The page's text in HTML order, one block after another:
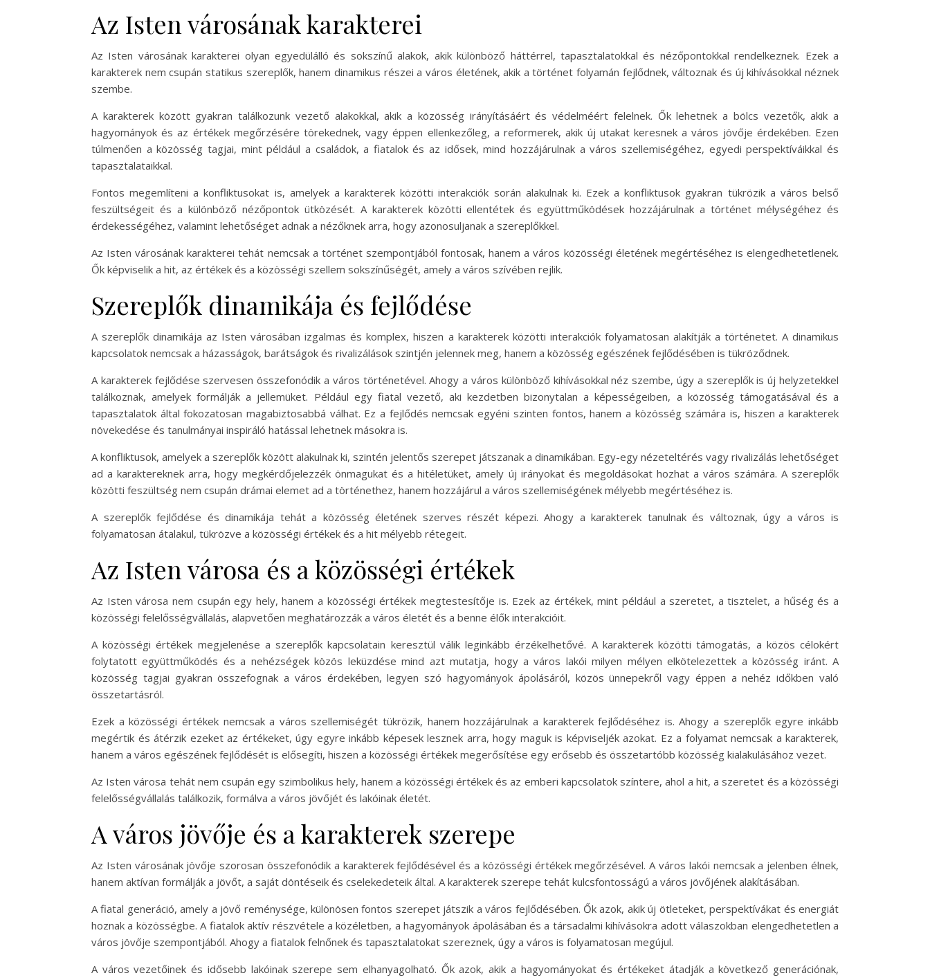
Az Isten városának karakterei
Az Isten városának karakterei olyan egyedülálló és sokszínű alakok, akik különböző háttérrel, tapasztalatokkal és nézőpontokkal rendelkeznek. Ezek a
karakterek nem csupán statikus szereplők, hanem dinamikus részei a város életének, akik a történet folyamán fejlődnek, változnak és új kihívásokkal néznek
szembe.
A karakterek között gyakran találkozunk vezető alakokkal, akik a közösség irányításáért és védelméért felelnek. Ők lehetnek a bölcs vezetők, akik a
hagyományok és az értékek megőrzésére törekednek, vagy éppen ellenkezőleg, a reformerek, akik új utakat keresnek a város jövője érdekében. Ezen
túlmenően a közösség tagjai, mint például a családok, a fiatalok és az idősek, mind hozzájárulnak a város szellemiségéhez, egyedi perspektíváikkal és
tapasztalataikkal.
Fontos megemlíteni a konfliktusokat is, amelyek a karakterek közötti interakciók során alakulnak ki. Ezek a konfliktusok gyakran tükrözik a város belső
feszültségeit és a különböző nézőpontok ütközését. A karakterek közötti ellentétek és együttműködések hozzájárulnak a történet mélységéhez és
érdekességéhez, valamint lehetőséget adnak a nézőknek arra, hogy azonosuljanak a szereplőkkel.
Az Isten városának karakterei tehát nemcsak a történet szempontjából fontosak, hanem a város közösségi életének megértéséhez is elengedhetetlenek.
Ők képviselik a hit, az értékek és a közösségi szellem sokszínűségét, amely a város szívében rejlik.
Szereplők dinamikája és fejlődése
A szereplők dinamikája az Isten városában izgalmas és komplex, hiszen a karakterek közötti interakciók folyamatosan alakítják a történetet. A dinamikus
kapcsolatok nemcsak a házasságok, barátságok és rivalizálások szintjén jelennek meg, hanem a közösség egészének fejlődésében is tükröződnek.
A karakterek fejlődése szervesen összefonódik a város történetével. Ahogy a város különböző kihívásokkal néz szembe, úgy a szereplők is új helyzetekkel
találkoznak, amelyek formálják a jellemüket. Például egy fiatal vezető, aki kezdetben bizonytalan a képességeiben, a közösség támogatásával és a
tapasztalatok által fokozatosan magabiztosabbá válhat. Ez a fejlődés nemcsak egyéni szinten fontos, hanem a közösség számára is, hiszen a karakterek
növekedése és tanulmányai inspiráló hatással lehetnek másokra is.
A konfliktusok, amelyek a szereplők között alakulnak ki, szintén jelentős szerepet játszanak a dinamikában. Egy-egy nézeteltérés vagy rivalizálás lehetőséget
ad a karaktereknek arra, hogy megkérdőjelezzék önmagukat és a hitéletüket, amely új irányokat és megoldásokat hozhat a város számára. A szereplők
közötti feszültség nem csupán drámai elemet ad a történethez, hanem hozzájárul a város szellemiségének mélyebb megértéséhez is.
A szereplők fejlődése és dinamikája tehát a közösség életének szerves részét képezi. Ahogy a karakterek tanulnak és változnak, úgy a város is
folyamatosan átalakul, tükrözve a közösségi értékek és a hit mélyebb rétegeit.
Az Isten városa és a közösségi értékek
Az Isten városa nem csupán egy hely, hanem a közösségi értékek megtestesítője is. Ezek az értékek, mint például a szeretet, a tisztelet, a hűség és a
közösségi felelősségvállalás, alapvetően meghatározzák a város életét és a benne élők interakcióit.
A közösségi értékek megjelenése a szereplők kapcsolatain keresztül válik leginkább érzékelhetővé. A karakterek közötti támogatás, a közös célokért
folytatott együttműködés és a nehézségek közös leküzdése mind azt mutatja, hogy a város lakói milyen mélyen elkötelezettek a közösség iránt. A
közösség tagjai gyakran összefognak a város érdekében, legyen szó hagyományok ápolásáról, közös ünnepekről vagy éppen a nehéz időkben való
összetartásról.
Ezek a közösségi értékek nemcsak a város szellemiségét tükrözik, hanem hozzájárulnak a karakterek fejlődéséhez is. Ahogy a szereplők egyre inkább
megértik és átérzik ezeket az értékeket, úgy egyre inkább képesek lesznek arra, hogy maguk is képviseljék azokat. Ez a folyamat nemcsak a karakterek,
hanem a város egészének fejlődését is elősegíti, hiszen a közösségi értékek megerősítése egy erősebb és összetartóbb közösség kialakulásához vezet.
Az Isten városa tehát nem csupán egy szimbolikus hely, hanem a közösségi értékek és az emberi kapcsolatok színtere, ahol a hit, a szeretet és a közösségi
felelősségvállalás találkozik, formálva a város jövőjét és lakóinak életét.
A város jövője és a karakterek szerepe
Az Isten városának jövője szorosan összefonódik a karakterek fejlődésével és a közösségi értékek megőrzésével. A város lakói nemcsak a jelenben élnek,
hanem aktívan formálják a jövőt, a saját döntéseik és cselekedeteik által. A karakterek szerepe tehát kulcsfontosságú a város jövőjének alakításában.
A fiatal generáció, amely a jövő reménysége, különösen fontos szerepet játszik a város fejlődésében. Ők azok, akik új ötleteket, perspektívákat és energiát
hoznak a közösségbe. A fiatalok aktív részvétele a közéletben, a hagyományok ápolásában és a társadalmi kihívásokra adott válaszokban elengedhetetlen a
város jövője szempontjából. Ahogy a fiatalok felnőnek és tapasztalatokat szereznek, úgy a város is folyamatosan megújul.
A város vezetőinek és idősebb lakóinak szerepe sem elhanyagolható. Ők azok, akik a hagyományokat és értékeket átadják a következő generációnak,